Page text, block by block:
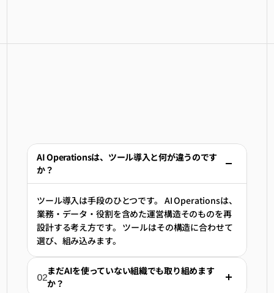
よくある質問
AI Operationsは、ツール導入と何が違うのです
か？
ツール導入は手段のひとつです。 AI Operationsは、
業務・データ・役割を含めた運営構造そのものを再
設計する考え方です。 ツールはその構造に合わせて
選び、組み込みます。
02
まだAIを使っていない組織でも取り組めます
か？